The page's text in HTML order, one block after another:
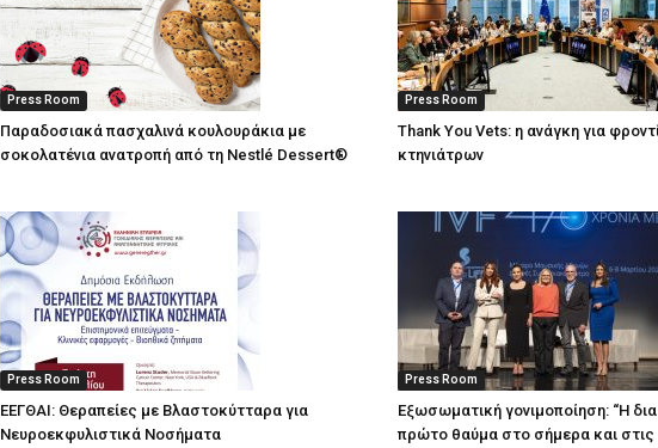
Press Room
Παραδοσιακά πασχαλινά κουλουράκια με
σοκολατένια ανατροπή από τη Nestlé Dessert®
Press Room
Thank You Vets: η ανάγκη για
κτηνιάτρων
Press Room
ΕΕΓΘΑΙ: Θεραπείες με Βλαστοκύτταρα για
Νευροεκφυλιστικά Νοσήματα
Press Room
Eξωσωματική γονιμοποίηση: “Η
πρώτο θαύμα στο σήμερα και στις